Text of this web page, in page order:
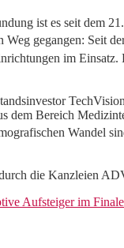
ist es seit dem
gegangen: Seit
im
dem Bereich
Wandel
die Kanzleien
Aufsteiger im